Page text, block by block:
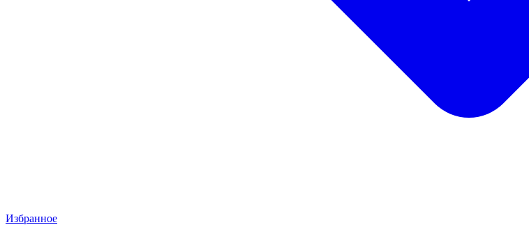
Избранное